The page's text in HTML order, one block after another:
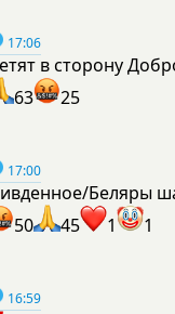
17:06
в сторону
63
25
17:00
Беляры
50
45 1 1
16:59